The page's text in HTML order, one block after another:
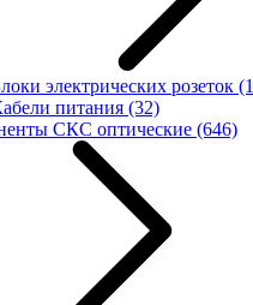
электрических розеток
питания (32)
СКС оптические (646)